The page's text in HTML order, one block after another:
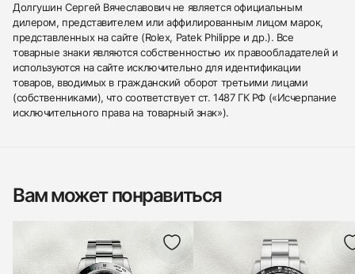
Долгушин Сергей Вячеславович не является официальным
дилером, представителем или аффилированным лицом марок,
представленных на сайте (Rolex, Patek Philippe и др.). Все
товарные знаки являются собственностью их правообладателей и
используются на сайте исключительно для идентификации
товаров, вводимых в гражданский оборот третьими лицами
(собственниками), что соответствует ст. 1487 ГК РФ («Исчерпание
исключительного права на товарный знак»).
Вам может понравиться